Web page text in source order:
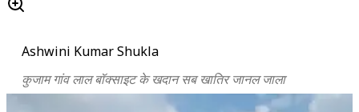
Ashwini Kumar Shukla
कुजाम गांव लाल बॉक्साइट के खदान सब खातिर जानल जाला